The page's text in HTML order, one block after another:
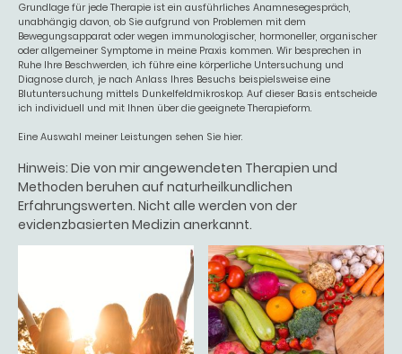
Grundlage für jede Therapie ist ein ausführliches Anamnesegespräch,
unabhängig davon, ob Sie aufgrund von Problemen mit dem
Bewegungsapparat oder wegen immunologischer, hormoneller, organischer
oder allgemeiner Symptome in meine Praxis kommen. Wir besprechen in
Ruhe Ihre Beschwerden, ich führe eine körperliche Untersuchung und
Diagnose durch, je nach Anlass Ihres Besuchs beispielsweise eine
Blutuntersuchung mittels Dunkelfeldmikroskop. Auf dieser Basis entscheide
ich individuell und mit Ihnen über die geeignete Therapieform.
Eine Auswahl meiner Leistungen sehen Sie hier.
Hinweis: Die von mir angewendeten Therapien und
Methoden beruhen auf naturheilkundlichen
Erfahrungswerten. Nicht alle werden von der
evidenzbasierten Medizin anerkannt.